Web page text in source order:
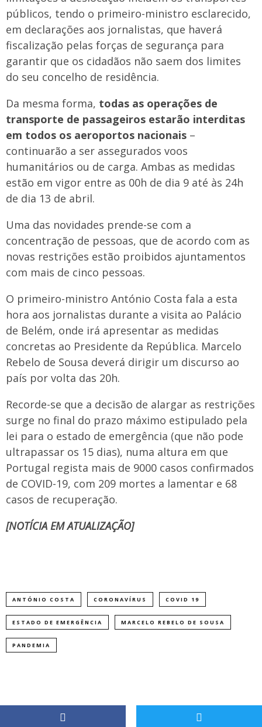
públicos, tendo o primeiro-ministro esclarecido,
em declarações aos jornalistas, que haverá
fiscalização pelas forças de segurança para
garantir que os cidadãos não saem dos limites
do seu concelho de residência.
Da mesma forma, todas as operações de
transporte de passageiros estarão interditas
em todos os aeroportos nacionais –
continuarão a ser assegurados voos
humanitários ou de carga. Ambas as medidas
estão em vigor entre as 00h de dia 9 até às 24h
de dia 13 de abril.
Uma das novidades prende-se com a
concentração de pessoas, que de acordo com as
novas restrições estão proibidos ajuntamentos
com mais de cinco pessoas.
O primeiro-ministro António Costa fala a esta
hora aos jornalistas durante a visita ao Palácio
de Belém, onde irá apresentar as medidas
concretas ao Presidente da República. Marcelo
Rebelo de Sousa deverá dirigir um discurso ao
país por volta das 20h.
Recorde-se que a decisão de alargar as restrições
surge no final do prazo máximo estipulado pela
lei para o estado de emergência (que não pode
ultrapassar os 15 dias), numa altura em que
Portugal regista mais de 9000 casos confirmados
de COVID-19, com 209 mortes a lamentar e 68
casos de recuperação.
[NOTÍCIA EM ATUALIZAÇÃO]
ANTÓNIO COSTA CORONAVÍRUS COVID 19
ESTADO DE EMERGÊNCIA MARCELO REBELO DE SOUSA
PANDEMIA